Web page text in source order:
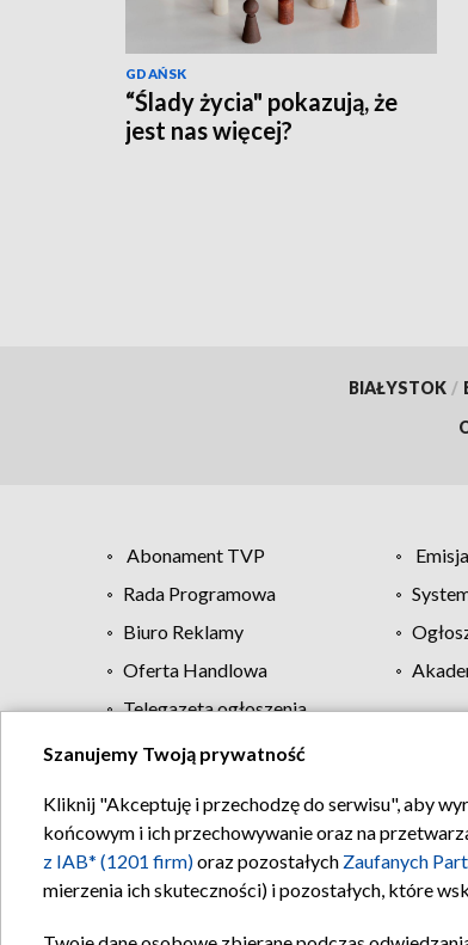
GDAŃSK
“Ślady życia" pokazują, że
jest nas więcej?
BIAŁYSTOK /
Abonament TVP
Rada Programowa
Biuro Reklamy
Oferta Handlowa
Telegazeta ogłoszenia
Szanujemy Twoją prywatność
Kliknij "Akceptuję i przechodzę do serwisu", aby
końcowym i ich przechowywanie oraz na
z IAB* (1201 firm)oraz pozostałych Zaufanych
mierzenia ich skuteczności) i pozostałych, które